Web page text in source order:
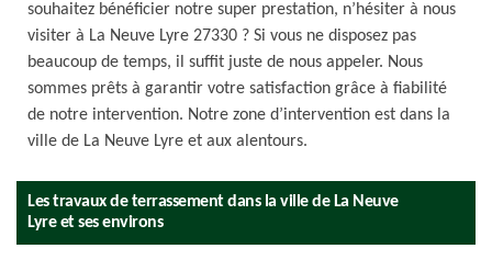
souhaitez bénéficier notre super prestation, n’hésiter à nous
visiter à La Neuve Lyre 27330 ? Si vous ne disposez pas
beaucoup de temps, il suffit juste de nous appeler. Nous
sommes prêts à garantir votre satisfaction grâce à fiabilité
de notre intervention. Notre zone d’intervention est dans la
ville de La Neuve Lyre et aux alentours.
Les travaux de terrassement dans la ville de La Neuve
Lyre et ses environs